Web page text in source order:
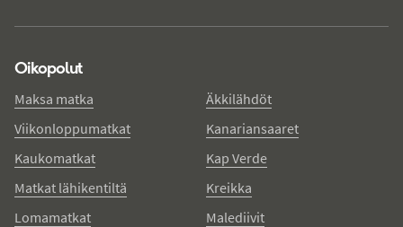
Oikopolut
Maksa matka
Viikonloppumatkat
Kaukomatkat
Matkat lähikentiltä
Lomamatkat
Äkkilähdöt
Kanariansaaret
Kap Verde
Kreikka
Malediivit